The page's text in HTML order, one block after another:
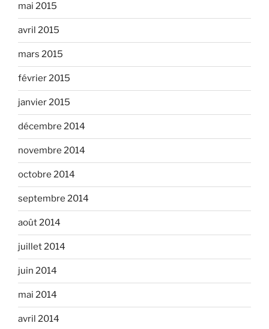
mai 2015
avril 2015
mars 2015
février 2015
janvier 2015
décembre 2014
novembre 2014
octobre 2014
septembre 2014
août 2014
juillet 2014
juin 2014
mai 2014
avril 2014